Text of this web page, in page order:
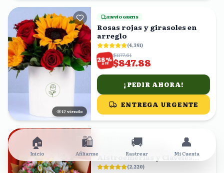
16 viendo
ENVÍO GRATIS
Rosas rojas y girasoles en
arreglo
(4,391)
28%
OFF
$1177.61
$847.88
¡PEDIR AHORA!
ENTREGA URGENTE
ENVÍO GRATIS
Ramo de Girasoles,
Alstroemerias y Claveles
Rosas
(2,220)
🏠
Inicio
🛍️
Afiliarme
🚚
Rastrear
👤
Mi Cuenta